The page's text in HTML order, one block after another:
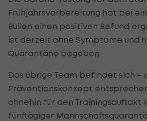
Frühjahrsvorbereitung hat bei
Bullen einen positiven Befund
ist derzeit ohne Symptome und
Quarantäne begeben.
Das übrige Team befindet sich –
Präventionskonzept
ohnehin für den Trainingsauftakt
fünftägiger